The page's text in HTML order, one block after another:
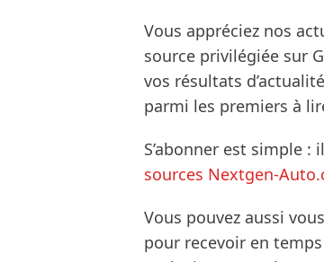
Vous appréciez nos
source privilégiée sur
vos résultats
parmi les premiers à
S’abonner est simple :
sources Nextgen-
Vous pouvez aussi
pour recevoir en